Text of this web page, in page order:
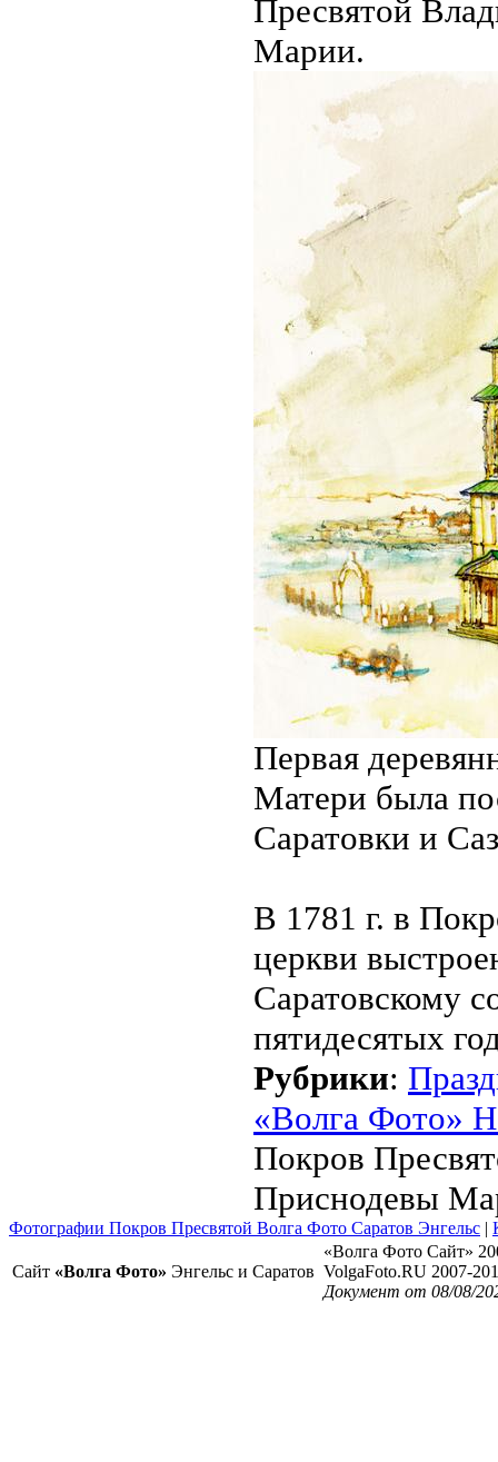
Пресвятой
Марии.
Первая
Мате­ри была
Саратовки и
В 1781 г. в
церкви
Саратовскому
пятидесятых
Рубрики:
«Волга Фото»
Покров
Приснодевы
Фотографии Покров Пресвятой Волга Фото Саратов Энгельс |
Сайт «Волга Фото» Энгельс и Саратов
«Волга Фото Сайт»
VolgaFoto.RU 2007-
Документ от 08/08/